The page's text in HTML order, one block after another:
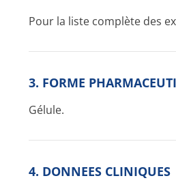
Pour la liste complète des
3. FORME
Gélule.
4. DONNEES CLINIQUES